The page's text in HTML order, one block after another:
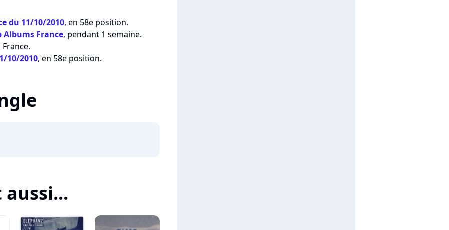
du 11/10/2010, en 58e position.
Albums France, pendant 1 semaine.
10/2010, en 58e position.
aussi...